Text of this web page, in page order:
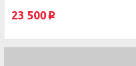
23 500 p